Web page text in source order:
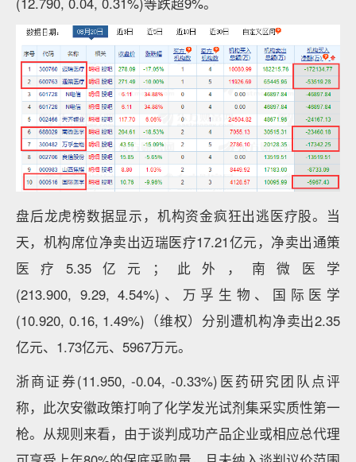
盘后龙虎榜数据显示，机构资金疯狂出逃医疗股。当
天，机构席位净卖出迈瑞医疗17.21亿元，净卖出通策
医疗5.35亿元；此外，南微医学
(213.900, 9.29, 4.54%)、万孚生物、国际医学
(10.920, 0.16, 1.49%)（维权）分别遭机构净卖出2.35
亿元、1.73亿元、5967万元。
浙商证券(11.950, -0.04, -0.33%)医药研究团队点评
称，此次安徽政策打响了化学发光试剂集采实质性第一
枪。从规则来看，由于谈判成功产品企业或相应总代理